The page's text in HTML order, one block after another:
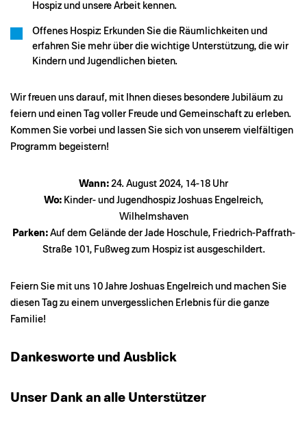
Hospiz und unsere Arbeit kennen.
Offenes Hospiz: Erkunden Sie die Räumlichkeiten und
erfahren Sie mehr über die wichtige Unterstützung, die wir
Kindern und Jugendlichen bieten.
Wir freuen uns darauf, mit Ihnen dieses besondere Jubiläum zu
feiern und einen Tag voller Freude und Gemeinschaft zu erleben.
Kommen Sie vorbei und lassen Sie sich von unserem vielfältigen
Programm begeistern!
Wann: 24. August 2024, 14-18 Uhr
Wo: Kinder- und Jugendhospiz Joshuas Engelreich,
Wilhelmshaven
Parken:Auf dem Gelände der Jade Hoschule, Friedrich-Paffrath-
Straße 101, Fußweg zum Hospiz ist ausgeschildert.
Feiern Sie mit uns 10 Jahre Joshuas Engelreich und machen Sie
diesen Tag zu einem unvergesslichen Erlebnis für die ganze
Familie!
Dankesworte und Ausblick
Unser Dank an alle Unterstützer